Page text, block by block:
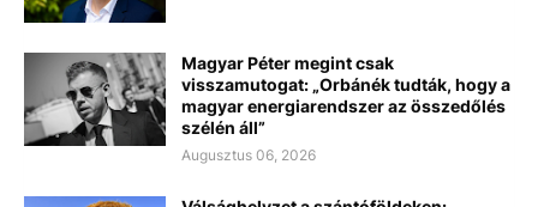
Magyar Péter megint csak
visszamutogat: „Orbánék tudták, hogy a
magyar energiarendszer az összedőlés
szélén áll”
Augusztus 06, 2026